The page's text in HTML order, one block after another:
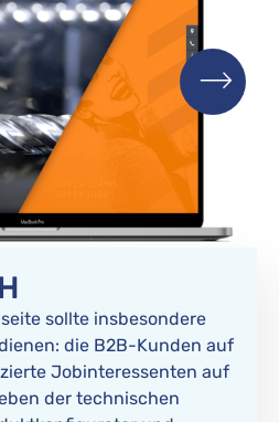
sollte insbesondere
die B2B-Kunden auf
Jobinteressenten auf
der technischen
moderne
Details
und die Fahrgäste
– das waren die
Next